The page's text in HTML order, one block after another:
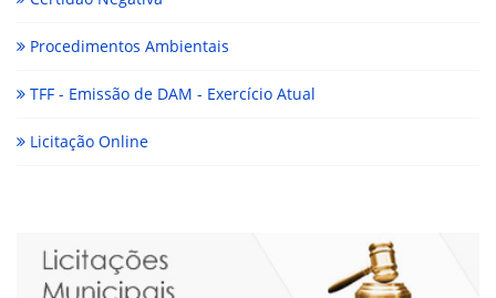
Procedimentos Ambientais
TFF - Emissão de DAM - Exercício Atual
Licitação Online